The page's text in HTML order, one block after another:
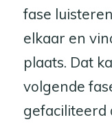
fase
elkaar en
plaats. Dat
volgende
gefaciliteerd